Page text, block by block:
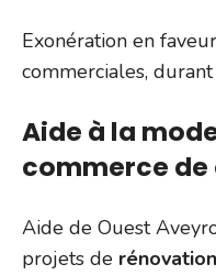
Exonération en
commerciales, durant
Aide à la
commerce
Aide de Ouest
projets de